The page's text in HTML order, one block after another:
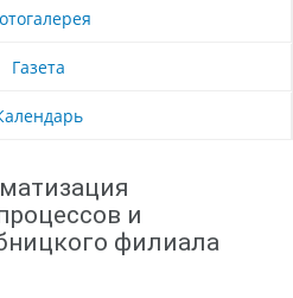
Газета
и
филиала